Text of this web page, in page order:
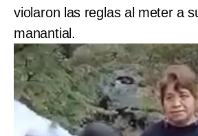
violaron las reglas al meter a
manantial.